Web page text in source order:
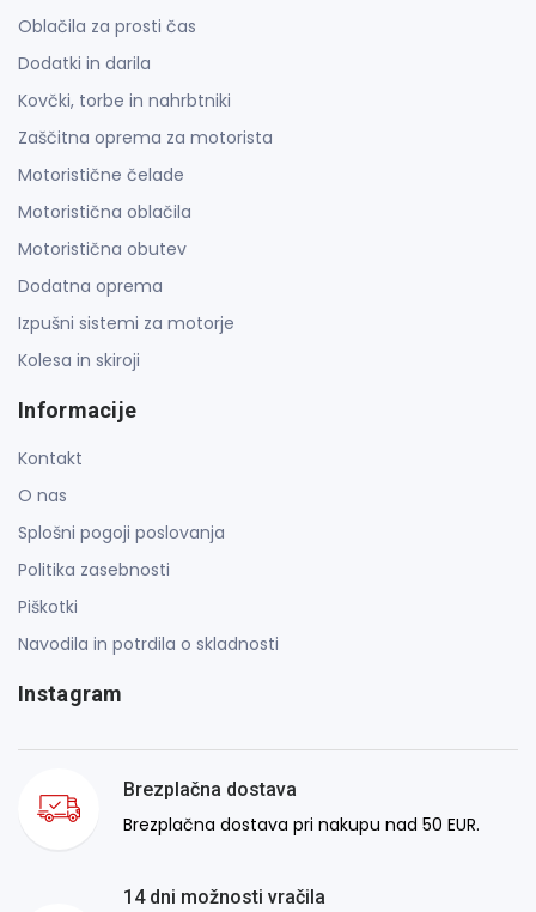
Oblačila za prosti čas
Dodatki in darila
Kovčki, torbe in nahrbtniki
Zaščitna oprema za motorista
Motoristične čelade
Motoristična oblačila
Motoristična obutev
Dodatna oprema
Izpušni sistemi za motorje
Kolesa in skiroji
Informacije
Kontakt
O nas
Splošni pogoji poslovanja
Politika zasebnosti
Piškotki
Navodila in potrdila o skladnosti
Instagram
Brezplačna dostava
Brezplačna dostava pri nakupu nad 50 EUR.
14 dni možnosti vračila